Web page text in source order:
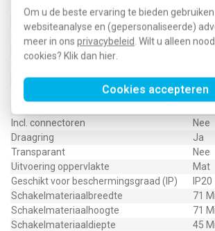
Om u de beste ervaring te bieden
websiteanalyse en (gepersonaliseerde)
meer in ons privacybeleid . Wilt u alleen
cookies? Klik dan hier
Cookies accepteren
Bussen afgeschermd
Nee
Afgeschermde behuizing
Nee
Met verlichting
Nee
Kroonsteen
Met stofbescherming
Nee
Nee
Incl. connectoren
Nee
Draagring
Ja
Transparant
Nee
Uitvoering oppervlakte
Mat
Geschikt voor beschermingsgraad (IP)
IP20
Schakelmateriaalbreedte
71
Schakelmateriaalhoogte
71
Schakelmateriaaldiepte
45